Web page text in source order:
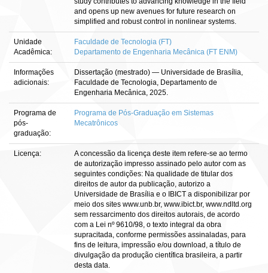
and opens up new avenues for future research on
simplified and robust control in nonlinear systems.
Unidade
Acadêmica:
Faculdade de Tecnologia (FT)
Departamento de Engenharia Mecânica (FT ENM)
Informações
adicionais:
Dissertação (mestrado) — Universidade de Brasília,
Faculdade de Tecnologia, Departamento de
Engenharia Mecânica, 2025.
Programa de
pós-
graduação:
Programa de Pós-Graduação em Sistemas
Mecatrônicos
Licença:
A concessão da licença deste item refere-se ao termo
de autorização impresso assinado pelo autor com as
seguintes condições: Na qualidade de titular dos
direitos de autor da publicação, autorizo a
Universidade de Brasília e o IBICT a disponibilizar por
meio dos sites www.unb.br, www.ibict.br, www.ndltd.org
sem ressarcimento dos direitos autorais, de acordo
com a Lei nº 9610/98, o texto integral da obra
supracitada, conforme permissões assinaladas, para
fins de leitura, impressão e/ou download, a título de
divulgação da produção científica brasileira, a partir
desta data.